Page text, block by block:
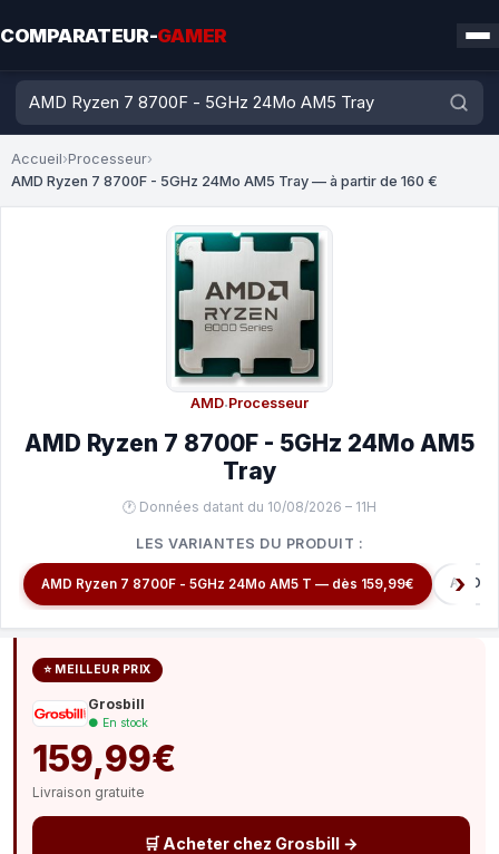
COMPARATEUR-GAMER
Accueil›Processeur›
AMD Ryzen 7 8700F - 5GHz 24Mo AM5 Tray — à partir de 160 €
AMD·Processeur
AMD Ryzen 7 8700F - 5GHz 24Mo AM5
Tray
🕐 Données datant du 10/08/2026 – 11H
LES VARIANTES DU PRODUIT :
AMD Ryzen 7 8700F - 5GHz 24Mo AM5 T — dès 159,99€ AMD
⭐ MEILLEUR PRIX
Grosbill
● En stock
159,99€
Livraison gratuite
🛒 Acheter chez Grosbill →